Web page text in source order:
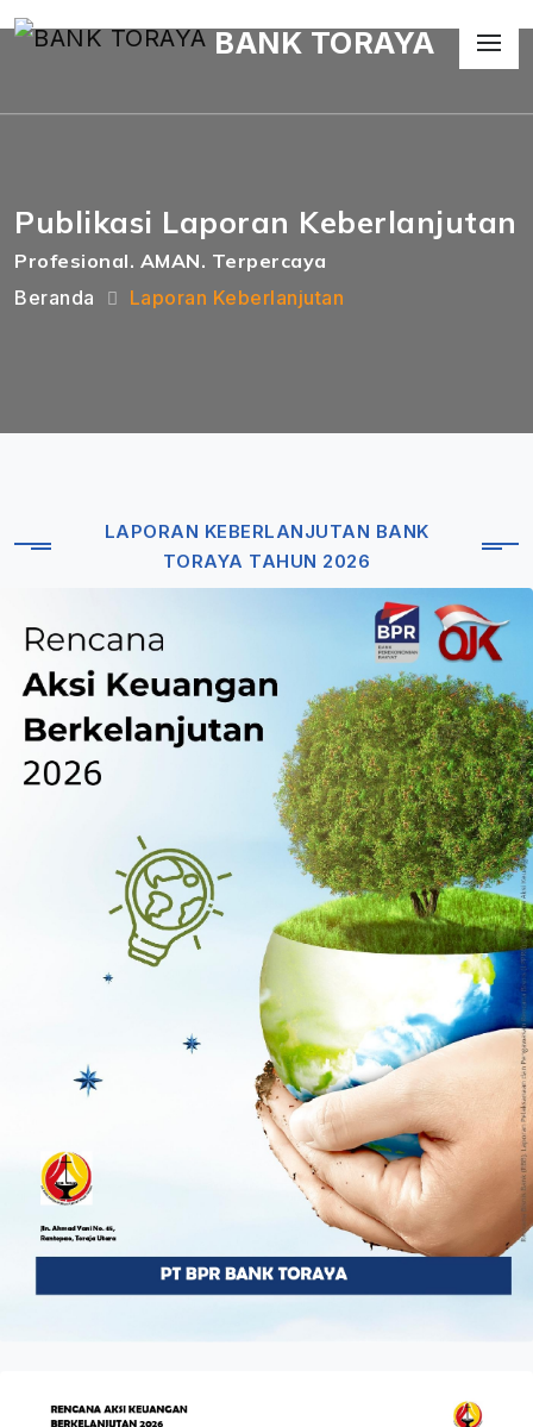
BANK TORAYA
Publikasi Laporan Keberlanjutan
Profesional. AMAN. Terpercaya
Beranda
Laporan Keberlanjutan
LAPORAN KEBERLANJUTAN BANK
TORAYA TAHUN 2026